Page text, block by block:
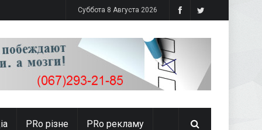
Суббота 8 Августа 2026
PRо різне PRo рекламу